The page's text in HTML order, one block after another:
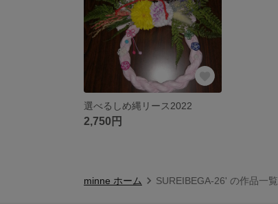
選べるしめ縄リース2022
2,750円
minne ホーム SUREIBEGA-26' の作品一覧